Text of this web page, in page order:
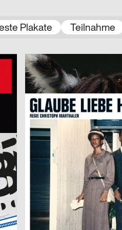
Plakate Teilnahme
Hebbel-Theater Berlin
Plakate für Hebbel am Ufer
JOSEFSOHN.COM
Glaube Liebe Hoffnung
2012
Nike „Hungry German Youth“
Philipp Dornbierer
Constellations Festival
Atelier mit Meerblick